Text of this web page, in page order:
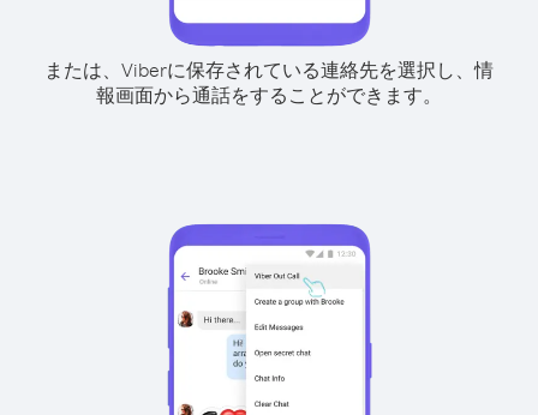
または、Viberに保存されている連絡先を選択し、情
報画面から通話をすることができます。